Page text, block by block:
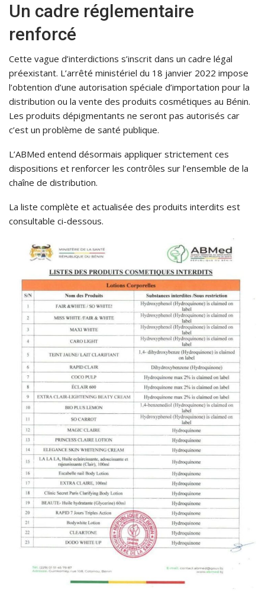
Un cadre réglementaire
renforcé
Cette vague d’interdictions s’inscrit dans un cadre légal
préexistant. L’arrêté ministériel du 18 janvier 2022 impose
l’obtention d’une autorisation spéciale d’importation pour la
distribution ou la vente des produits cosmétiques au Bénin.
Les produits dépigmentants ne seront pas autorisés car
c’est un problème de santé publique.
L’ABMed entend désormais appliquer strictement ces
dispositions et renforcer les contrôles sur l’ensemble de la
chaîne de distribution.
La liste complète et actualisée des produits interdits est
consultable ci-dessous.